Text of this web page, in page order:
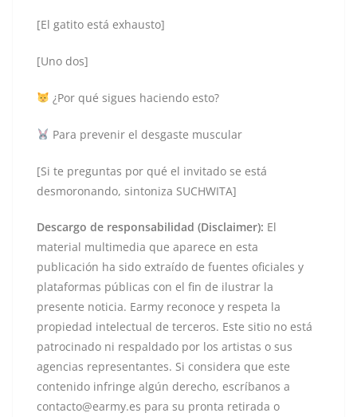
[El gatito está exhausto]
[Uno dos]
¿Por qué sigues haciendo esto?
Para prevenir el desgaste muscular
[Si te preguntas por qué el invitado se está
desmoronando, sintoniza SUCHWITA]
Descargo de responsabilidad (Disclaimer): El
material multimedia que aparece en esta
publicación ha sido extraído de fuentes oficiales y
plataformas públicas con el fin de ilustrar la
presente noticia. Earmy reconoce y respeta la
propiedad intelectual de terceros. Este sitio no está
patrocinado ni respaldado por los artistas o sus
agencias representantes. Si considera que este
contenido infringe algún derecho, escríbanos a
contacto@earmy.es para su pronta retirada o